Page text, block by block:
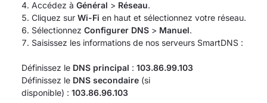
Accédez à Général > Réseau.
Cliquez sur Wi-Fi en haut et sélectionnez votre réseau.
Sélectionnez Configurer DNS > Manuel.
Saisissez les informations de nos serveurs SmartDNS :
Définissez le DNS principal : 103.86.99.103
Définissez le DNS secondaire (si
disponible) : 103.86.96.103